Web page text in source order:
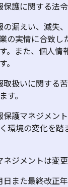
護に関する法令
漏えい、滅失
の実情に合致
。また、個人
。
扱いに関する
す。
護マネジメン
環境の変化を踏
ジメントは変更
また最終改正年